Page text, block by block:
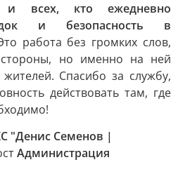
и всех, кто ежедневно
и безопасность в
работа без громких слов,
стороны, но именно на ней
Спасибо за службу,
действовать там, где
"Денис Семенов |
Администрация